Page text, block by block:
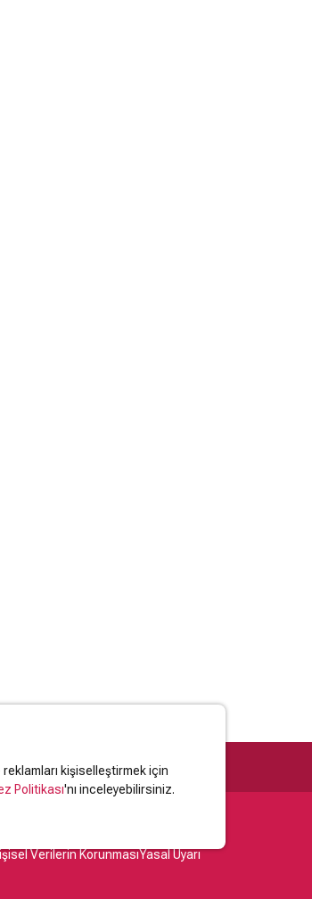
kişiselleştirmek için
Politikası'nı inceleyebilirsiniz.
Verilerin KorunmasıYasal Uyarı